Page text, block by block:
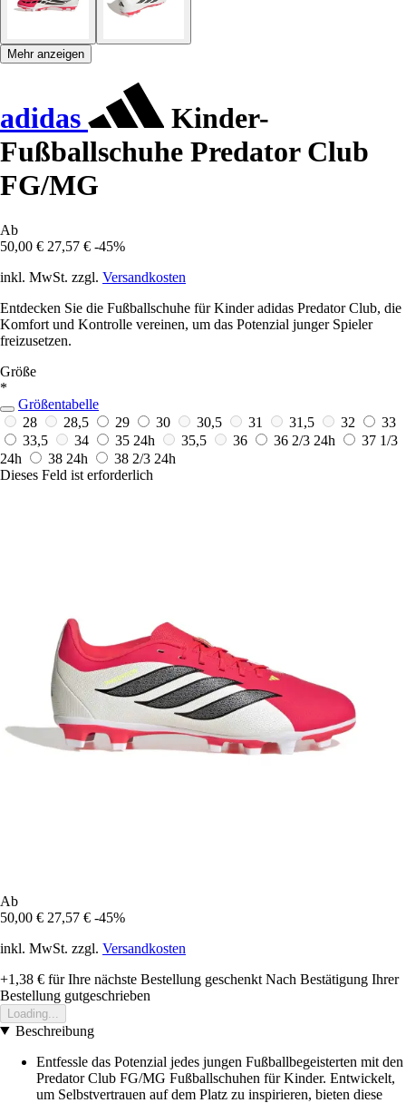
Mehr anzeigen
adidas
Kinder-
Fußballschuhe Predator Club
FG/MG
Ab
50,00 € 27,57 € -45%
inkl. MwSt. zzgl. Versandkosten
Entdecken Sie die Fußballschuhe für Kinder adidas Predator Club, die
Komfort und Kontrolle vereinen, um das Potenzial junger Spieler
freizusetzen.
Größe
*
Größentabelle
28
28,5 29 30 30,5 31 31,5 32
33
33,5
34 35 24h 35,5 36 36 2/3 24h
37 1/3
24h
38 24h 38 2/3 24h
Dieses Feld ist erforderlich
Ab
50,00 € 27,57 € -45%
inkl. MwSt. zzgl. Versandkosten
+1,38 € für Ihre nächste Bestellung geschenkt Nach Bestätigung Ihrer
Bestellung gutgeschrieben
Loading...
Beschreibung
Entfessle das Potenzial jedes jungen Fußballbegeisterten mit den
Predator Club FG/MG Fußballschuhen für Kinder. Entwickelt,
um Selbstvertrauen auf dem Platz zu inspirieren, bieten diese